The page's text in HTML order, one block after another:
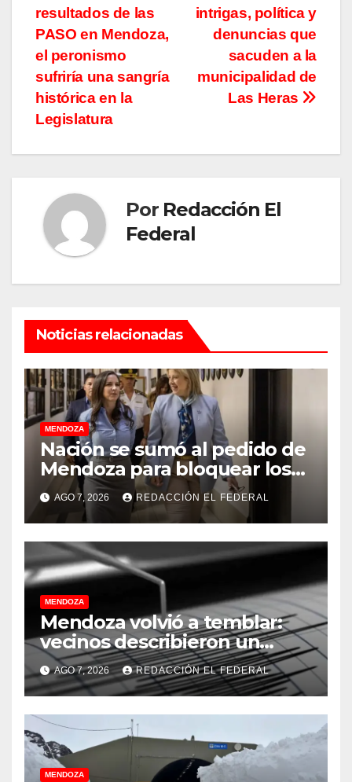
de
entradas
intrigas, política y
denuncias que
sacuden a la
municipalidad de
Las Heras
resultados de las
PASO en Mendoza,
el peronismo
sufriría una sangría
histórica en la
Legislatura
Por Redacción El
Federal
Noticias relacionadas
MENDOZA
Nación se sumó al pedido de
Mendoza para bloquear los
celulares en las cárceles de
la provincia
AGO 7, 2026 REDACCIÓN EL FEDERAL
MENDOZA
Mendoza volvió a temblar:
vecinos describieron un
“sacudón” acompañado por
un fuerte estruendo
AGO 7, 2026 REDACCIÓN EL FEDERAL
MENDOZA